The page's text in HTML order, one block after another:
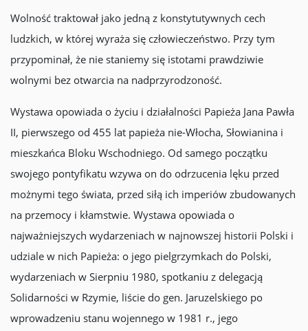
Wolność traktował jako jedną z konstytutywnych cech
ludzkich, w której wyraża się człowieczeństwo. Przy tym
przypominał, że nie staniemy się istotami prawdziwie
wolnymi bez otwarcia na nadprzyrodzoność.
Wystawa opowiada o życiu i działalności Papieża Jana Pawła
II, pierwszego od 455 lat papieża nie-Włocha, Słowianina i
mieszkańca Bloku Wschodniego. Od samego początku
swojego pontyfikatu wzywa on do odrzucenia lęku przed
możnymi tego świata, przed siłą ich imperiów zbudowanych
na przemocy i kłamstwie. Wystawa opowiada o
najważniejszych wydarzeniach w najnowszej historii Polski i
udziale w nich Papieża: o jego pielgrzymkach do Polski,
wydarzeniach w Sierpniu 1980, spotkaniu z delegacją
Solidarności w Rzymie, liście do gen. Jaruzelskiego po
wprowadzeniu stanu wojennego w 1981 r., jego